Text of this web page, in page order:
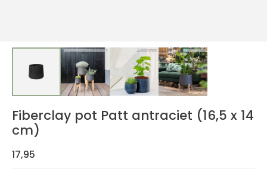
Fiberclay pot Patt antraciet (16,5 x 14
cm)
17,95